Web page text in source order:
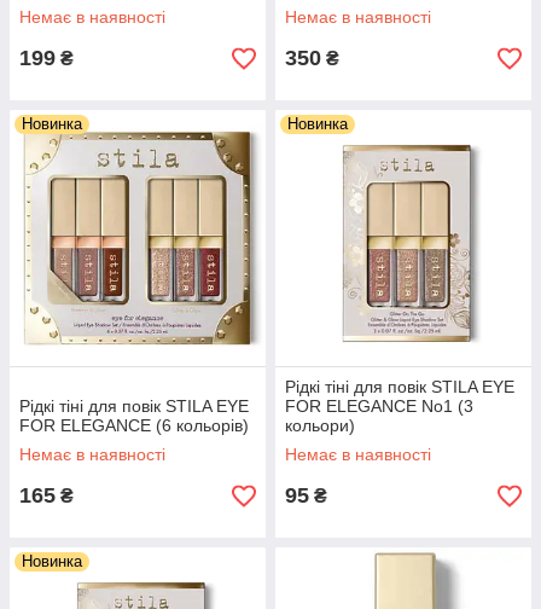
Немає в наявності
199 ₴
Немає в наявності
350 ₴
Новинка
Рідкі тіні для повік STILA EYE
FOR ELEGANCE (6 кольорів)
Немає в наявності
165 ₴
Новинка
Рідкі тіні для повік STILA EYE
FOR ELEGANCE No1 (3
кольори)
Немає в наявності
95 ₴
Новинка